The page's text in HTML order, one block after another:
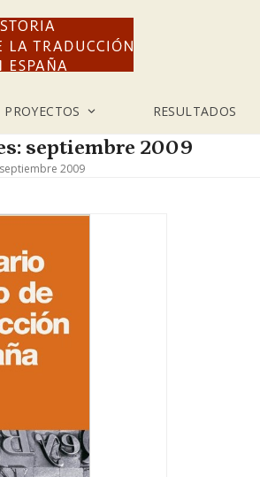
PROYECTOS RESULTADOS
septiembre 2009
2009